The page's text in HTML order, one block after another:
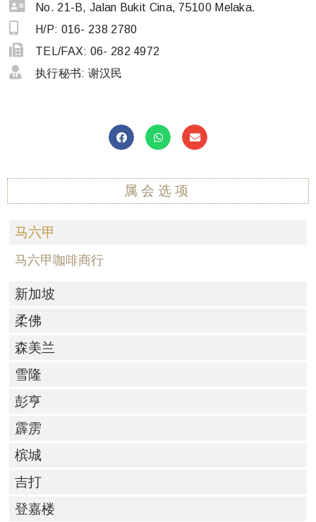
No. 21-B, Jalan Bukit Cina, 75100 Melaka.
H/P: 016- 238 2780
TEL/FAX: 06- 282 4972
执行秘书: 谢汉民
属会选项
马六甲
马六甲咖啡商行
新加坡
柔佛
森美兰
雪隆
彭亨
霹雳
槟城
吉打
登嘉楼